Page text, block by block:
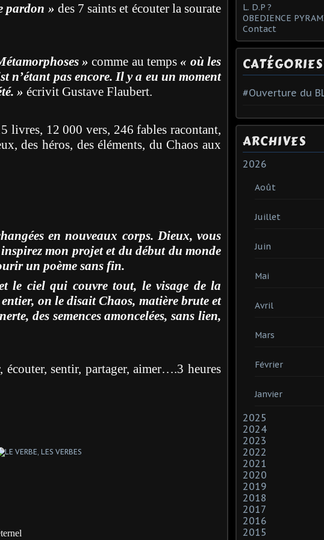
pardon » des 7 saints et écouter la sourate
»comme au temps « où les
n’étant pas encore. Il y a eu un moment
» écrivit Gustave Flaubert.
livres, 12 000 vers, 246 fables racontant,
des héros, des éléments, du Chaos aux
en nouveaux corps. Dieux, vous
mon projet et du début du monde
un poème sans fin.
le ciel qui couvre tout, le visage de la
on le disait Chaos, matière brute et
des semences amoncelées, sans lien,
sentir, partager, aimer….3 heures
L. D.P ?
OBEDIENCE
Contact
CATÉGORIES
#Ouverture du
ARCHIVES
2026
Août
Juillet
Juin
Mai
Avril
Mars
Février
Janvier
2025
2024
2023
2022
2021
2020
2019
2018
2017
2016
2015